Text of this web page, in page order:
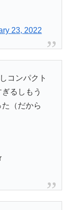
23, 2022
コンパクト
るしもう
（だから